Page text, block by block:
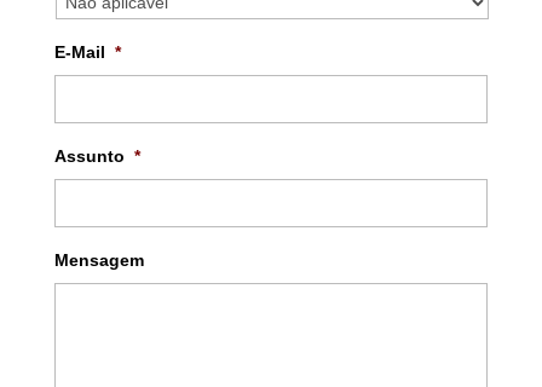
E-Mail *
Assunto *
Mensagem